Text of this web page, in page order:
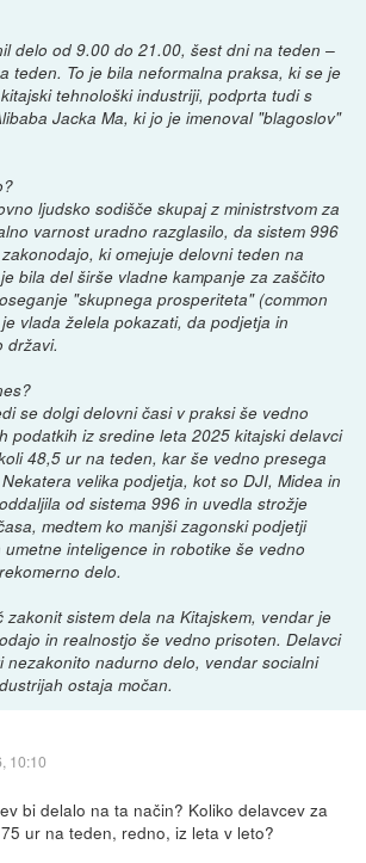
delo od 9.00 do 21.00, šest dni na teden –
teden. To je bila neformalna praksa, ki se je
tehnološki industriji, podprta tudi s
Jacka Ma, ki jo je imenoval "blagoslov"
ljudsko sodišče skupaj z ministrstvom za
varnost uradno razglasilo, da sistem 996
ki omejuje delovni teden na
bila del širše vladne kampanje za zaščito
"skupnega prosperiteta" (common
vlada želela pokazati, da podjetja in
državi.
se dolgi delovni časi v praksi še vedno
podatkih iz sredine leta 2025 kitajski delavci
48,5 ur na teden, kar še vedno presega
velika podjetja, kot so DJI, Midea in
od sistema 996 in uvedla strožje
medtem ko manjši zagonski podjetji
inteligence in robotike še vedno
delo.
zakonit sistem dela na Kitajskem, vendar je
in realnostjo še vedno prisoten. Delavci
nezakonito nadurno delo, vendar socialni
ostaja močan.
10:10
bi delalo na ta način? Koliko delavcev za
ur na teden, redno, iz leta v leto?